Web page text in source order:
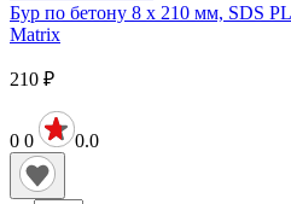
Бур по бетону 8 х 210 мм, SDS
Matrix
210 ₽
0 0 0.0